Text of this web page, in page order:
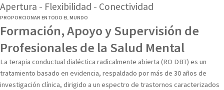
Apertura - Flexibilidad - Conectividad
PROPORCIONAR EN TODO EL MUNDO
Formación, Apoyo y Supervisión de
Profesionales de la Salud Mental
La terapia conductual dialéctica radicalmente abierta (RO DBT) es un
tratamiento basado en evidencia, respaldado por más de 30 años de
investigación clínica, dirigido a un espectro de trastornos caracterizados